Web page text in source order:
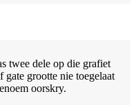
twee dele op die grafiet
grootte nie toegelaat
oorskry.